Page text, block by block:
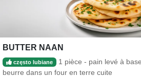
BUTTER NAAN
często lubiane
1 pièce - pain levé à
beurre dans un four en terre cuite